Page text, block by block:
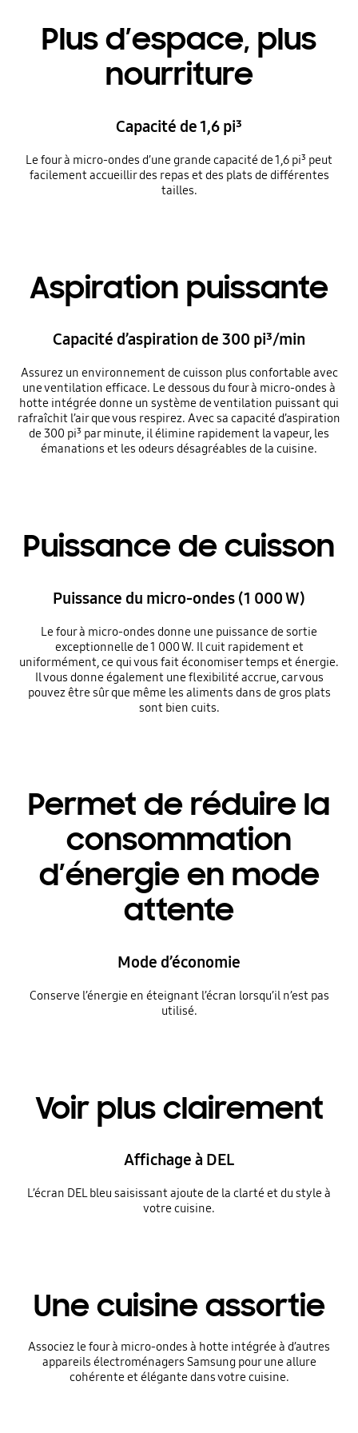
Plus d’espace, plus
nourriture
Capacité de 1,6 pi³
Le four à micro-ondes d’une grande capacité de 1,6 pi³ peut
facilement accueillir des repas et des plats de différentes
tailles.
Aspiration puissante
Capacité d’aspiration de 300 pi³/min
Assurez un environnement de cuisson plus confortable avec
une ventilation efficace. Le dessous du four à micro-ondes à
hotte intégrée donne un système de ventilation puissant qui
rafraîchit l’air que vous respirez. Avec sa capacité d’aspiration
de 300 pi³ par minute, il élimine rapidement la vapeur, les
émanations et les odeurs désagréables de la cuisine.
Puissance de cuisson
Puissance du micro-ondes (1 000 W)
Le four à micro-ondes donne une puissance de sortie
exceptionnelle de 1 000 W. Il cuit rapidement et
uniformément, ce qui vous fait économiser temps et énergie.
Il vous donne également une flexibilité accrue, car vous
pouvez être sûr que même les aliments dans de gros plats
sont bien cuits.
Permet de réduire la
consommation
d’énergie en mode
attente
Mode d’économie
Conserve l’énergie en éteignant l’écran lorsqu’il n’est pas
utilisé.
Voir plus clairement
Affichage à DEL
L’écran DEL bleu saisissant ajoute de la clarté et du style à
votre cuisine.
Une cuisine assortie
Associez le four à micro-ondes à hotte intégrée à d’autres
appareils électroménagers Samsung pour une allure
cohérente et élégante dans votre cuisine.